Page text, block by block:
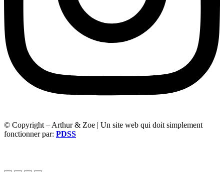
© Copyright – Arthur & Zoe | Un site web qui doit simplement
fonctionner par: PDSS